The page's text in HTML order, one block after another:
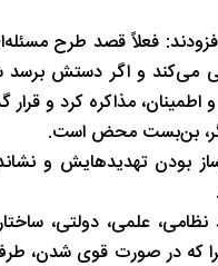
گذشته را ضروری دانستند و افزودند: فعلاً
می‌کند و اگر دستش
اطمینان، مذاکره کرد و
بن‌بست محض است.
بودن تهدیدهایش و
علمی، دولتی،
چرا که در صورت قوی شدن،